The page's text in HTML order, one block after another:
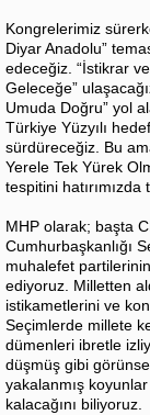
Kongrelerimiz
Diyar Anadolu”
edeceğiz. “İstikrar
Geleceğe”
Umuda Doğru” yol
Türkiye Yüzyılı
sürdüreceğiz. Bu
Yerele Tek Yürek
tespitini hatırımızda
MHP olarak; başta
Cumhurbaşkanlığı
muhalefet
ediyoruz. Milletten
istikametlerini ve
Seçimlerde millete
dümenleri ibretle
düşmüş gibi
yakalanmış
kalacağını biliyoruz.